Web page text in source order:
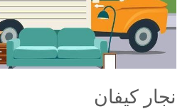
نجار كيفان